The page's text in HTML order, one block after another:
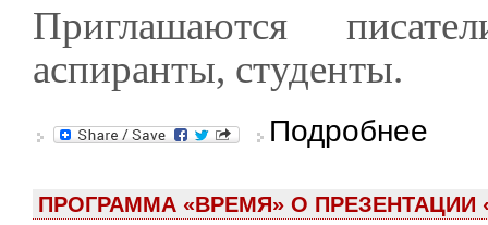
Приглашаются
аспиранты, студенты.
Подробнее
ПРОГРАММА «ВРЕМЯ» О